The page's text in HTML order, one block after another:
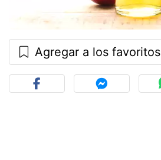
Agregar a los favoritos